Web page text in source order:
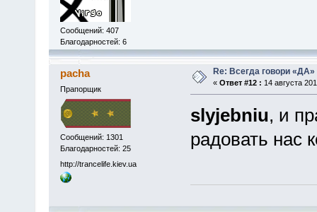
Сообщений: 407
Благодарностей: 6
pacha
Прапорщик
Сообщений: 1301
Благодарностей: 25
http://trancelife.kiev.ua
Re: Всегда говори «ДА»
« Ответ #12 : 14 августа
slyjebniu, и
радовать нас